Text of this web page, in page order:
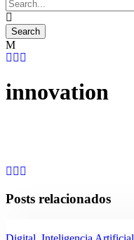
innovation
Posts relacionados